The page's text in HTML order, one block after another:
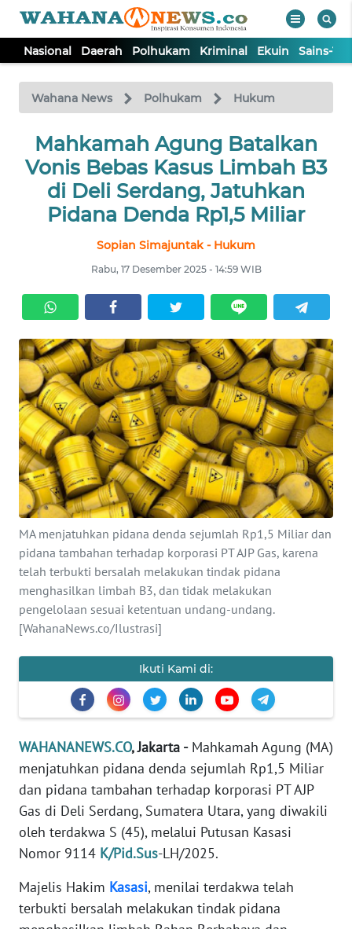
Nasional Daerah Polhukam Kriminal Ekuin Sains-
Wahana News Polhukam Hukum
Mahkamah Agung Batalkan
Vonis Bebas Kasus Limbah B3
di Deli Serdang, Jatuhkan
Pidana Denda Rp1,5 Miliar
Sopian Simajuntak - Hukum
Rabu, 17 Desember 2025 - 14:59 WIB
MA menjatuhkan pidana denda sejumlah Rp1,5 Miliar dan
pidana tambahan terhadap korporasi PT AJP Gas, karena
telah terbukti bersalah melakukan tindak pidana
menghasilkan limbah B3, dan tidak melakukan
pengelolaan sesuai ketentuan undang-undang.
[WahanaNews.co/Ilustrasi]
Ikuti Kami di:
WAHANANEWS.CO, Jakarta -Mahkamah Agung (MA)
menjatuhkan pidana denda sejumlah Rp1,5 Miliar
dan pidana tambahan terhadap korporasi PT AJP
Gas di Deli Serdang, Sumatera Utara, yang diwakili
oleh terdakwa S (45), melalui Putusan Kasasi
Nomor 9114 K/Pid.Sus-LH/2025.
Majelis Hakim Kasasi, menilai terdakwa telah
terbukti bersalah melakukan tindak pidana
TV
Tutup
NASIONAL
DAERAH
EKUIN
SAINS-TEKNO
KESEHATAN
INTERNASIONAL
SERBA-SERBI
PENDIDIKAN
OLAHRAGA
OPINI
INDEKS
BERITA
KONTAK
KAMI
INFO